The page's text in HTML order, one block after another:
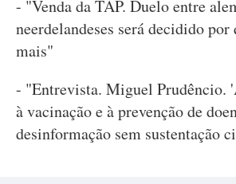
- "Venda da TAP. Duelo entre
neerdelandeses será decidido por
mais"
- "Entrevista. Miguel Prudêncio.
à vacinação e à prevenção de
desinformação sem sustentação